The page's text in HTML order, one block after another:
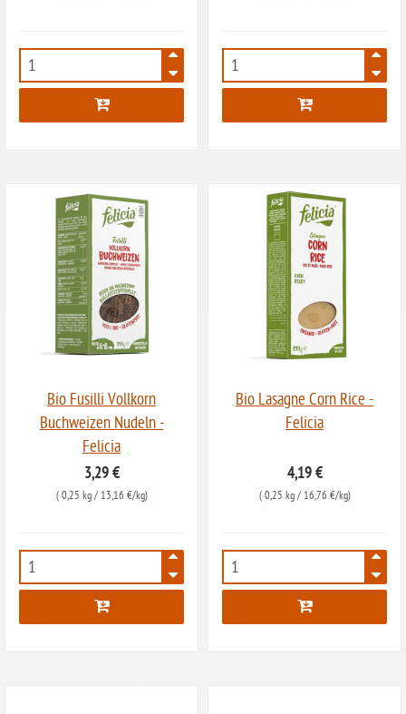
ohne Buchweizen
ohne Vanille
ohne Knoblauch
ohne
Sonnenblumen
ohne Palmöl
1641 1642
Bio Fusilli Vollkorn
Buchweizen Nudeln -
Felicia
3,29 €
( 0,25 kg/ 13,16 €/kg)
1643
Bio Lasagne Corn Rice -
Felicia
4,19 €
( 0,25 kg/ 16,76 €/kg)
2306